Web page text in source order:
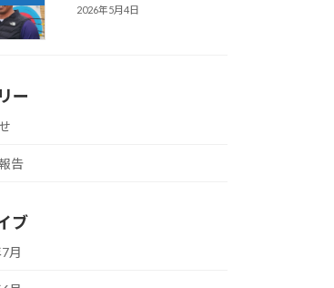
2026年5月4日
ー
告
ブ
月